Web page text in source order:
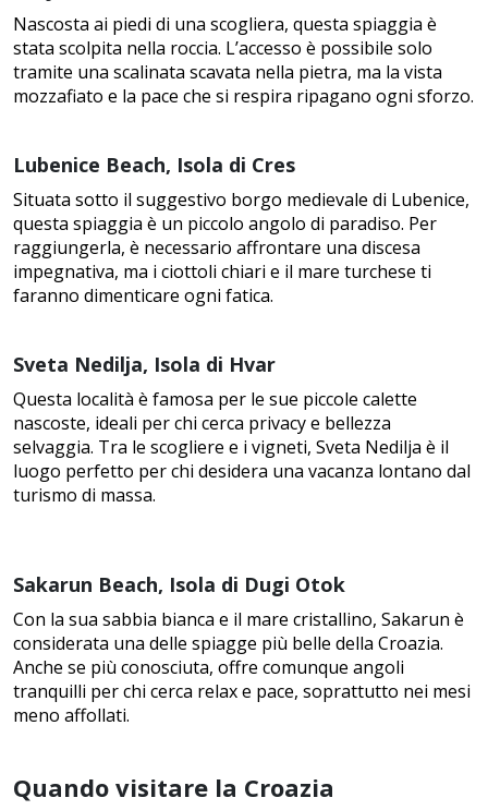
Nascosta ai piedi di una scogliera, questa spiaggia è
stata scolpita nella roccia. L’accesso è possibile solo
tramite una scalinata scavata nella pietra, ma la vista
mozzafiato e la pace che si respira ripagano ogni sforzo.
Lubenice Beach, Isola di Cres
Situata sotto il suggestivo borgo medievale di Lubenice,
questa spiaggia è un piccolo angolo di paradiso. Per
raggiungerla, è necessario affrontare una discesa
impegnativa, ma i ciottoli chiari e il mare turchese ti
faranno dimenticare ogni fatica.
Sveta Nedilja, Isola di Hvar
Questa località è famosa per le sue piccole calette
nascoste, ideali per chi cerca privacy e bellezza
selvaggia. Tra le scogliere e i vigneti, Sveta Nedilja è il
luogo perfetto per chi desidera una vacanza lontano dal
turismo di massa.
Sakarun Beach, Isola di Dugi Otok
Con la sua sabbia bianca e il mare cristallino, Sakarun è
considerata una delle spiagge più belle della Croazia.
Anche se più conosciuta, offre comunque angoli
tranquilli per chi cerca relax e pace, soprattutto nei mesi
meno affollati.
Quando visitare la Croazia